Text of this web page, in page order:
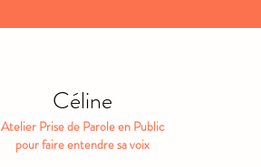
Céline
Atelier Prise de Parole en Public
pour faire entendre sa voix